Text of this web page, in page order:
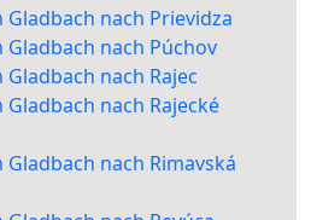
nach Prievidza
nach Púchov
nach Rajec
nach Rajecké
nach Rimavská